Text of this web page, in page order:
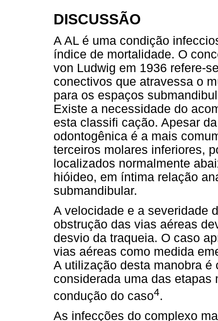
DISCUSSÃO
A AL é uma condição
índice de mortalidade. O
von Ludwig em 1936 refere-
conectivos que atravessa o
para os espaços
Existe a necessidade do
esta classifi cação. Apesar
odontogênica é a mais
terceiros molares inferiores,
localizados normalmente
hióideo, em íntima relação
submandibular.
A velocidade e a severidade
obstrução das vias aéreas
desvio da traqueia. O caso
vias aéreas como medida
A utilização desta manobra
considerada uma das etapas
condução do caso4.
As infecções do complexo